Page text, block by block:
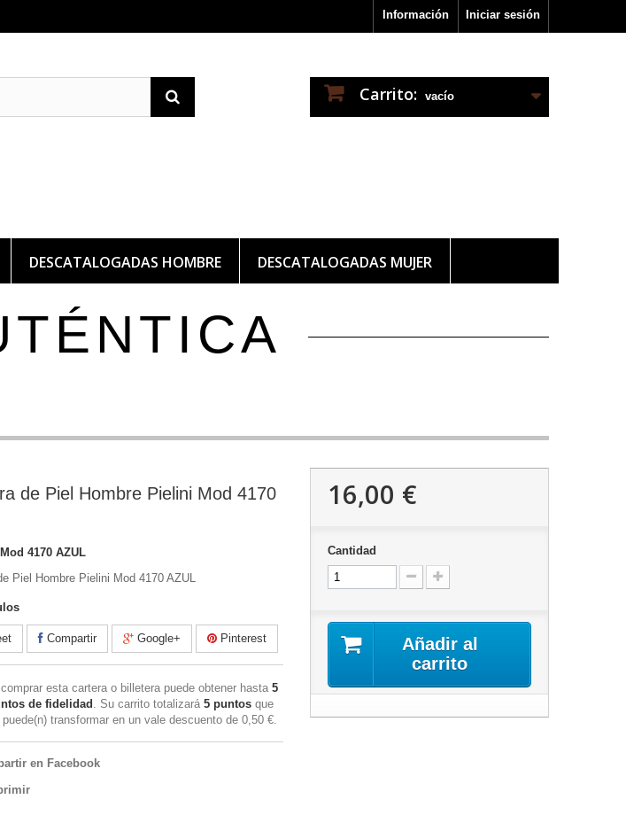
Iniciar sesión
Información
Carrito: vacío
DESCATALOGADAS HOMBRE DESCATALOGADAS MUJER
de Piel Hombre Pielini Mod 4170
Mod 4170 AZUL
Piel Hombre Pielini Mod 4170 AZUL
Compartir Google+ Pinterest
esta cartera o billetera puede obtener hasta 5
de fidelidad . Su carrito totalizará 5 puntos que
transformar en un vale descuento de 0,50 €
en Facebook
16,00 €
Cantidad
Añadir al
carrito